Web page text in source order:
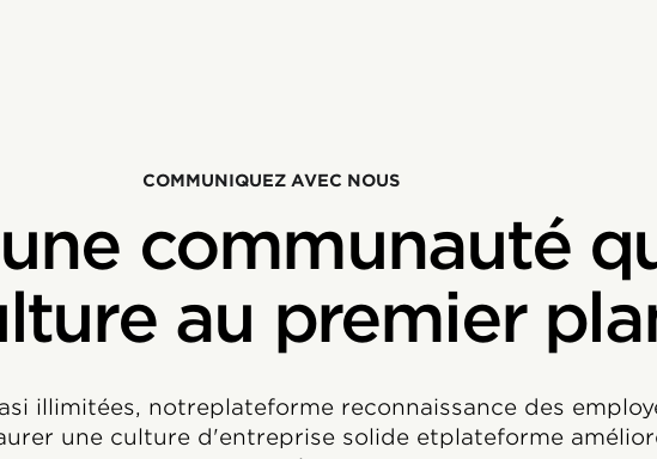
COMMUNIQUEZ AVEC NOUS
communauté
au premier
illimitées, notreplateforme reconnaissance des
une culture d'entreprise solide etplateforme